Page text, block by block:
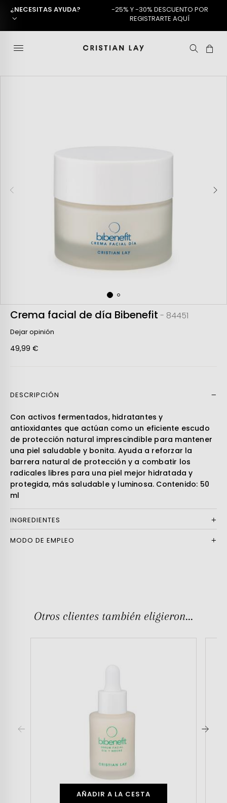
¿NECESITAS AYUDA?
-25% Y -30% DESCUENTO POR
REGISTRARTE AQUÍ
Crema facial de día Bibenefit - 84451
Dejar opinión
49,99 €
DESCRIPCIÓN
Con activos fermentados, hidratantes y
antioxidantes que actúan como un eficiente escudo
de protección natural imprescindible para mantener
una piel saludable y bonita. Ayuda a reforzar la
barrera natural de protección y a combatir los
radicales libres para una piel mejor hidratada y
protegida, más saludable y luminosa. Contenido: 50
ml
INGREDIENTES
MODO DE EMPLEO
Otros clientes también eligieron...
AÑADIR A LA CESTA